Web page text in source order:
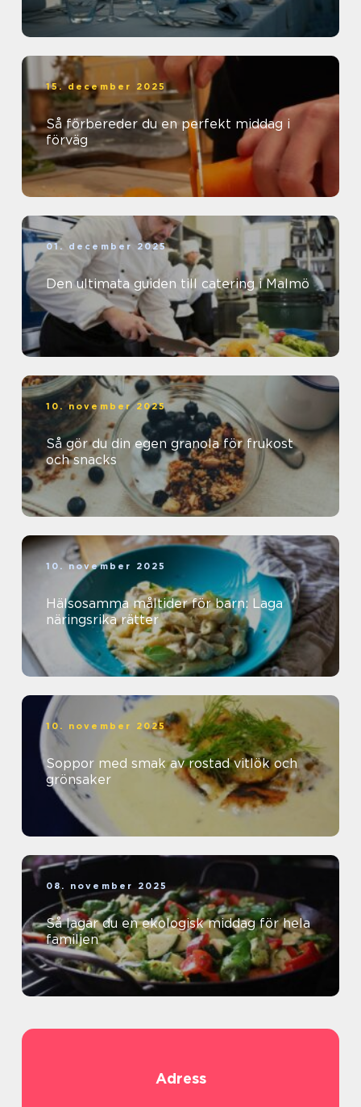
15. december 2025
Så förbereder du en perfekt middag i
förväg
01. december 2025
Den ultimata guiden till catering i Malmö
10. november 2025
Så gör du din egen granola för frukost
och snacks
10. november 2025
Hälsosamma måltider för barn: Laga
näringsrika rätter
10. november 2025
Soppor med smak av rostad vitlök och
grönsaker
08. november 2025
Så lagar du en ekologisk middag för hela
familjen
Adress